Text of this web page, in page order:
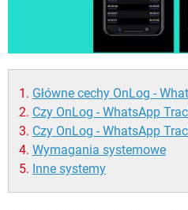
Główne cechy OnLog -
Czy OnLog - WhatsApp
Czy OnLog - WhatsApp
Wymagania systemowe
Inne systemy